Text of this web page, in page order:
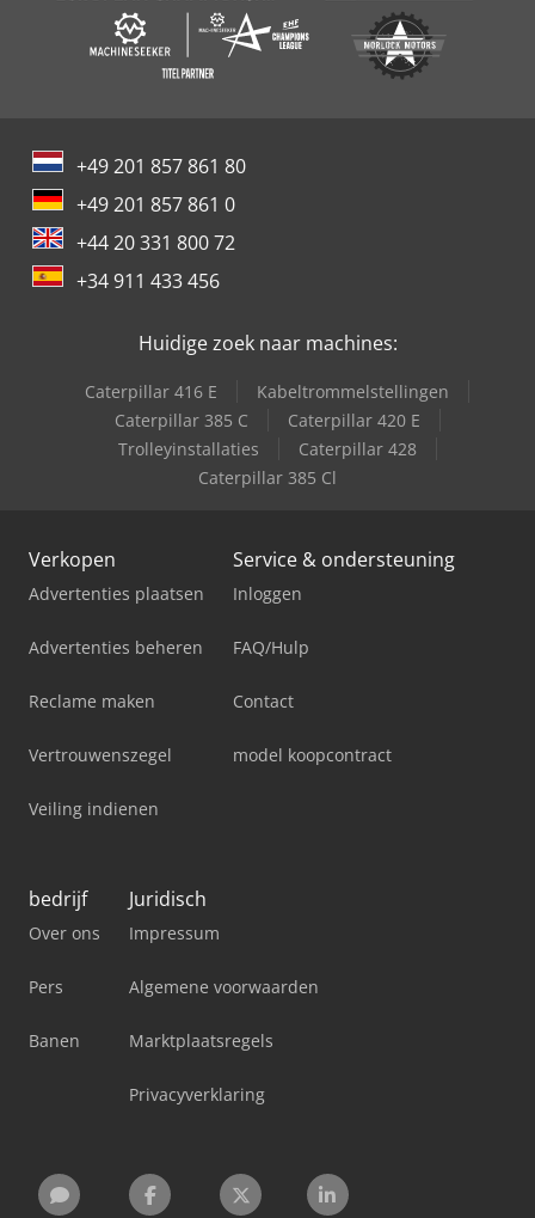
+49 201 857 861 80
+49 201 857 861 0
+44 20 331 800 72
+34 911 433 456
Huidige zoek naar machines:
Caterpillar 416 E
Kabeltrommelstellingen
Caterpillar 385 C
Caterpillar 420 E
Trolleyinstallaties
Caterpillar 428
Caterpillar 385 Cl
Verkopen
Advertenties plaatsen
Advertenties beheren
Reclame maken
Vertrouwenszegel
Veiling indienen
Service & ondersteuning
Inloggen
FAQ/Hulp
Contact
model koopcontract
bedrijf
Over ons
Pers
Banen
Juridisch
Impressum
Algemene voorwaarden
Marktplaatsregels
Privacyverklaring